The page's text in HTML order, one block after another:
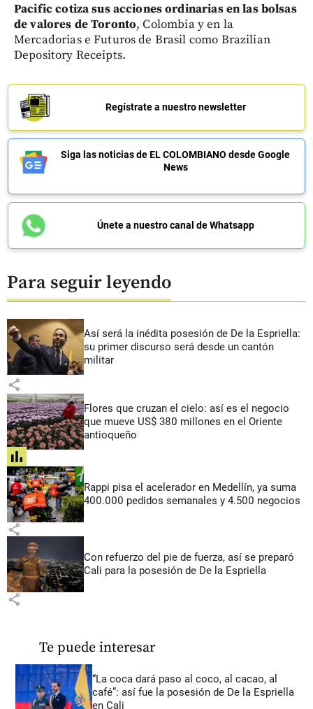
Pacific cotiza sus acciones ordinarias en las bolsas
de valores de Toronto, Colombia y en la
Mercadorias e Futuros de Brasil como Brazilian
Depository Receipts.
Regístrate a nuestro newsletter
Siga las noticias de EL COLOMBIANO desde Google
News
Únete a nuestro canal de Whatsapp
Para seguir leyendo
Así será la inédita posesión de De la Espriella:
su primer discurso será desde un cantón
militar
share
Flores que cruzan el cielo: así es el negocio
que mueve US$ 380 millones en el Oriente
antioqueño
share
Rappi pisa el acelerador en Medellín, ya suma
400.000 pedidos semanales y 4.500 negocios
share
Con refuerzo del pie de fuerza, así se preparó
Cali para la posesión de De la Espriella
share
Te puede interesar
“La coca dará paso al coco, al cacao, al
café”: así fue la posesión de De la Espriella
en Cali